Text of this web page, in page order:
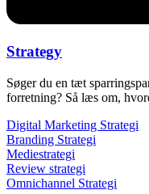
Strategy
Søger du en tæt
forretning? Så læs om,
Digital Marketing Strategi
Branding Strategi
Mediestrategi
Review strategi
Omnichannel Strategi